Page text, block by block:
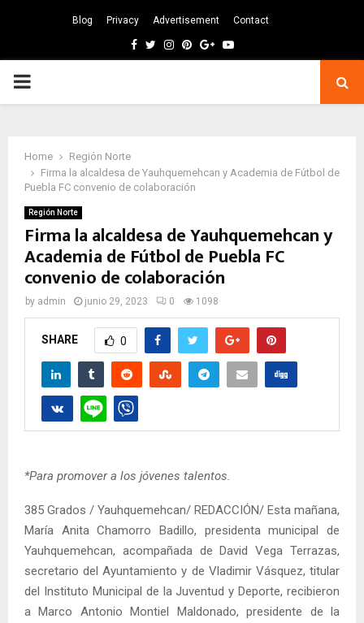
Blog Privacy Advertisement Contact
Facebook
TwitterInstagram
Pinterest
GoogleYoutube
PRIMARY
Home
Región Norte
Firma la alcaldesa de Yauhquemehcan y Academia de Fútbol de
Puebla FC convenio de colaboración
Región Norte
Firma la alcaldesa de Yauhquemehcan y
Academia de Fútbol de Puebla FC
convenio de colaboración
by admin junio 29, 2023 0 1098
SHARE 0
*Para promover a los jóvenes talentos.
385 Grados / Yauhquemehcan/ REDACCIÓN/ Esta mañana,
María Anita Chamorro Badillo, presidenta municipal de
Yauhquemehcan, acompañada de David Vega Terrazas,
secretario del Ayuntamiento y de Vladimir Vásquez, titular
del Instituto Municipal de la Juventud y Deporte, recibieron
a Marco Antonio Montiel Maldonado, presidente de la